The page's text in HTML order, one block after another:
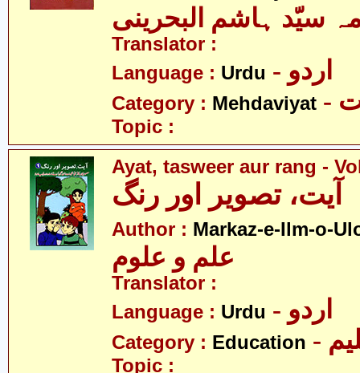
سیّد ہاشم البحرینی
Translator :
Language : Urdu - اردو
Category : Mehdaviyat
Topic :
Ayat, tasweer aur rang -
آیت، تصویر اور رنگ
Author : Markaz-e-Ilm-o-
علم و علوم
Translator :
Language : Urdu - اردو
Category : Education
Topic :